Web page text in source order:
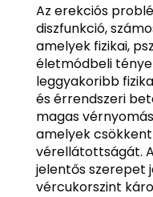
Az erekciós
diszfunkció,
amelyek fizikai,
életmódbeli
leggyakoribb
és érrendszeri
magas
amelyek
vérellátottságát.
jelentős szerepet
vércukorszint